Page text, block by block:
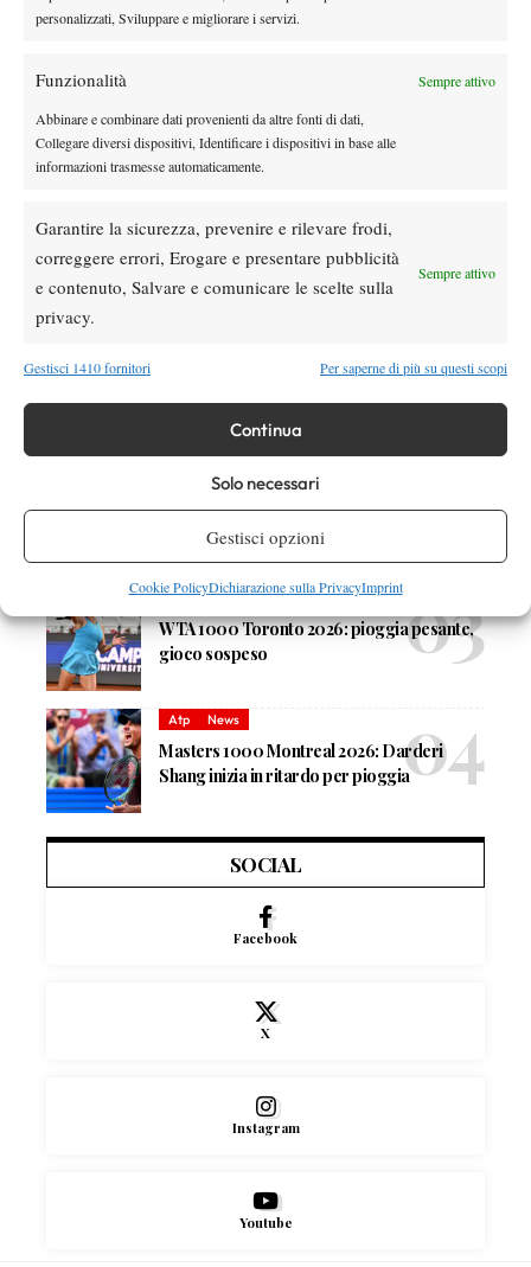
personalizzati, Sviluppare e migliorare i servizi.
Funzionalità Sempre attivo
Abbinare e combinare dati provenienti da altre fonti di dati,
Collegare diversi dispositivi, Identificare i dispositivi in base alle
informazioni trasmesse automaticamente.
Garantire la sicurezza, prevenire e rilevare frodi,
correggere errori, Erogare e presentare pubblicità
e contenuto, Salvare e comunicare le scelte sulla
privacy.
Sempre attivo
Gestisci 1410 fornitori Per saperne di più su questi scopi
Continua
Solo necessari
Gestisci opzioni
Cookie PolicyDichiarazione sulla PrivacyImprint
nuova battaglia”. Qui il tema è fisico, ma anche gestionale. La
diarrivare in fondo ai tornei con energie ancora disponibili,
sia mentali che atletiche.
Masters 1000 Montreal 2026: Darderi
rimonta Shang e vola agli ottavi
News
Masters 1000 Montreal 2026: medical time
out per Shang contro Darderi
News Wta
WTA 1000 Toronto 2026: pioggia pesante,
gioco sospeso
Atp News
Masters 1000 Montreal 2026: Darderi
Shang inizia in ritardo per pioggia
SOCIAL
Facebook
X
Instagram
Youtube